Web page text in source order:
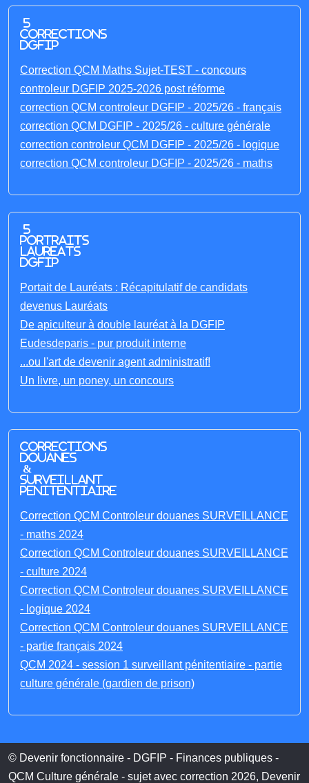
5
corrections
DGFIP
Correction QCM Maths Sujet-TEST - concours
controleur DGFIP 2025-2026 post réforme
correction QCM controleur DGFIP - 2025/26 - français
correction QCM DGFIP - 2025/26 - culture générale
correction controleur QCM DGFIP - 2025/26 - logique
correction QCM controleur DGFIP - 2025/26 - maths
5
portraits
laureats
DGFIP
Portait de Lauréats : Récapitulatif de candidats
devenus Lauréats
De apiculteur à double lauréat à la DGFIP
Eudesdeparis - pur produit interne
...ou l'art de devenir agent administratif!
Un livre, un poney, un concours
Corrections
Douanes
&
Surveillant
penitentiaire
Correction QCM Controleur douanes SURVEILLANCE
- maths 2024
Correction QCM Controleur douanes SURVEILLANCE
- culture 2024
Correction QCM Controleur douanes SURVEILLANCE
- logique 2024
Correction QCM Controleur douanes SURVEILLANCE
- partie français 2024
QCM 2024 - session 1 surveillant pénitentiaire - partie
culture générale (gardien de prison)
© Devenir fonctionnaire - DGFIP - Finances publiques -
QCM Culture générale - sujet avec correction 2026, Devenir